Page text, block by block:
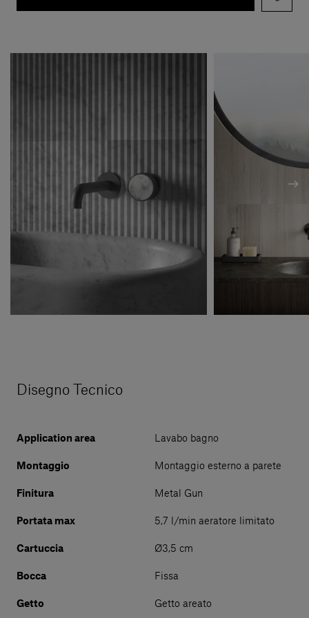
Disegno Tecnico
Application area Lavabo bagno
Montaggio Montaggio esterno a parete
Finitura Metal Gun
Portata max 5,7 l/min aeratore limitato
Cartuccia Ø3,5 cm
Bocca Fissa
Getto Getto areato